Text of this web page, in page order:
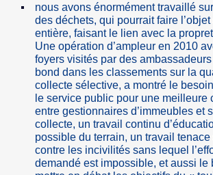
nous avons énormément travaillé
des déchets, qui pourrait faire l’objet
entière, faisant le lien avec la
Une opération d’ampleur en 2010
foyers visités par des
bond dans les classements sur la
collecte sélective, a montré le
le service public pour une meilleure
entre gestionnaires d’immeubles et
collecte, un travail continu
possible du terrain, un travail
contre les incivilités sans lequel
demandé est impossible, et aussi le